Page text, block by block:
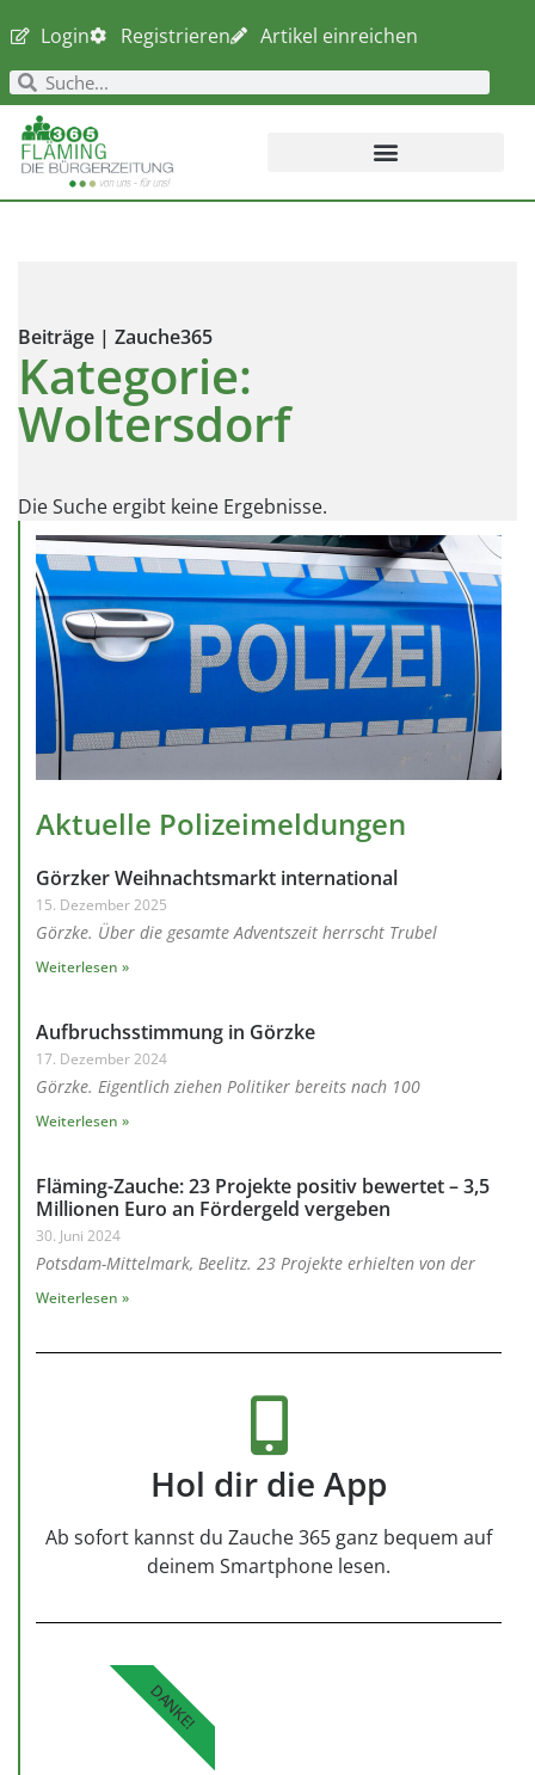
Login Registrieren Artikel einreichen
Beiträge | Zauche365
Kategorie:
Woltersdorf
Die Suche ergibt keine Ergebnisse.
Aktuelle Polizeimeldungen
Görzker Weihnachtsmarkt international
15. Dezember 2025
Görzke. Über die gesamte Adventszeit herrscht Trubel
Weiterlesen »
Aufbruchsstimmung in Görzke
17. Dezember 2024
Görzke. Eigentlich ziehen Politiker bereits nach 100
Weiterlesen »
Fläming-Zauche: 23 Projekte positiv bewertet – 3,5
Millionen Euro an Fördergeld vergeben
30. Juni 2024
Potsdam-Mittelmark, Beelitz. 23 Projekte erhielten von der
Weiterlesen »
Hol dir die App
Ab sofort kannst du Zauche 365 ganz bequem auf
deinem Smartphone lesen.
DANKE!